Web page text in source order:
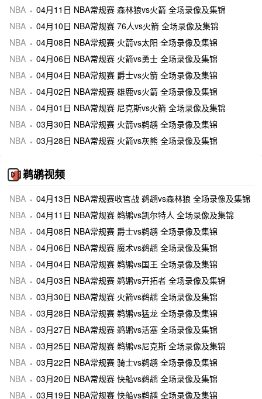
NBA
04月11日 NBA常规赛 森林狼vs火箭 全场录像及集锦
NBA
04月10日 NBA常规赛 76人vs火箭 全场录像及集锦
NBA
04月08日 NBA常规赛 火箭vs太阳 全场录像及集锦
NBA
04月06日 NBA常规赛 火箭vs勇士 全场录像及集锦
NBA
04月04日 NBA常规赛 爵士vs火箭 全场录像及集锦
NBA
04月02日 NBA常规赛 雄鹿vs火箭 全场录像及集锦
NBA
04月01日 NBA常规赛 尼克斯vs火箭 全场录像及集锦
NBA
03月30日 NBA常规赛 火箭vs鹈鹕 全场录像及集锦
NBA
03月28日 NBA常规赛 火箭vs灰熊 全场录像及集锦
鹈鹕视频
NBA
04月13日 NBA常规赛收官战 鹈鹕vs森林狼 全场录像及集锦
NBA
04月11日 NBA常规赛 鹈鹕vs凯尔特人 全场录像及集锦
NBA
04月08日 NBA常规赛 爵士vs鹈鹕 全场录像及集锦
NBA
04月06日 NBA常规赛 魔术vs鹈鹕 全场录像及集锦
NBA
04月04日 NBA常规赛 鹈鹕vs国王 全场录像及集锦
NBA
04月03日 NBA常规赛 鹈鹕vs开拓者 全场录像及集锦
NBA
03月30日 NBA常规赛 火箭vs鹈鹕 全场录像及集锦
NBA
03月28日 NBA常规赛 鹈鹕vs猛龙 全场录像及集锦
NBA
03月27日 NBA常规赛 鹈鹕vs活塞 全场录像及集锦
NBA
03月25日 NBA常规赛 鹈鹕vs尼克斯 全场录像及集锦
NBA
03月22日 NBA常规赛 骑士vs鹈鹕 全场录像及集锦
NBA
03月20日 NBA常规赛 快船vs鹈鹕 全场录像及集锦
NBA
03月19日 NBA常规赛 快船vs鹈鹕 全场录像及集锦